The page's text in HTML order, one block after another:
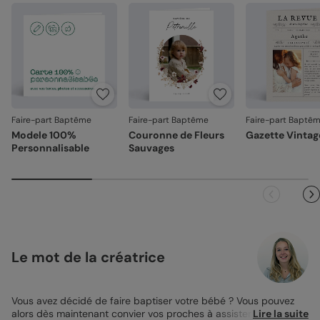
emballage adapté, pour un résultat intact à l'ouverture.
Votre satisfaction, notre priorité.
Si vous constatez le moindre souci lié à l'impression, au
façonnage ou à l’acheminement, contactez-nous dans les
30 jours. Nous nous occupons de tout et relançons une
impression si nécessaire.
En revanche, si le point concerne la personnalisation que
vous avez validée (texte, photo, mise en page), le produit
ne pourra pas être repris.
Faire-part Baptême
Modele 100%
Personnalisable
Faire-part Baptême
Couronne de Fleurs
Sauvages
Faire-part
Gazette
Le mot de la créatrice
Vous avez décidé de faire baptiser votre bébé ? Vous pouvez
alors dès maintenant convier vos proches à assister à cetLire la suite